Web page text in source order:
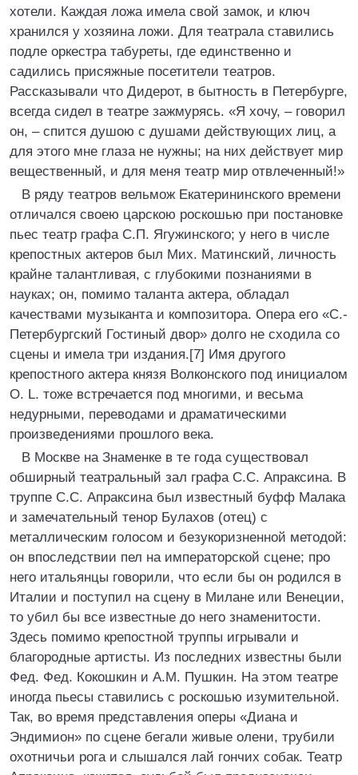
хотели. Каждая ложа имела свой замок, и ключ
хранился у хозяина ложи. Для театрала ставились
подле оркестра табуреты, где единственно и
садились присяжные посетители театров.
Рассказывали что Дидерот, в бытность в Петербурге,
всегда сидел в театре зажмурясь. «Я хочу, – говорил
он, – спится душою с душами действующих лиц, а
для этого мне глаза не нужны; на них действует мир
вещественный, и для меня театр мир отвлеченный!»
В ряду театров вельмож Екатерининского времени
отличался своею царскою роскошью при постановке
пьес театр графа С.П. Ягужинского; у него в числе
крепостных актеров был Мих. Матинский, личность
крайне талантливая, с глубокими познаниями в
науках; он, помимо таланта актера, обладал
качествами музыканта и композитора. Опера его «С.-
Петербургский Гостиный двор» долго не сходила со
сцены и имела три издания.[7] Имя другого
крепостного актера князя Волконского под инициалом
O. L. тоже встречается под многими, и весьма
недурными, переводами и драматическими
произведениями прошлого века.
В Москве на Знаменке в те года существовал
обширный театральный зал графа С.С. Апраксина. В
труппе С.С. Апраксина был известный буфф Малака
и замечательный тенор Булахов (отец) с
металлическим голосом и безукоризненной методой:
он впоследствии пел на императорской сцене; про
него итальянцы говорили, что если бы он родился в
Италии и поступил на сцену в Милане или Венеции,
то убил бы все известные до него знаменитости.
Здесь помимо крепостной труппы игрывали и
благородные артисты. Из последних известны были
Фед. Фед. Кокошкин и A.M. Пушкин. На этом театре
иногда пьесы ставились с роскошью изумительной.
Так, во время представления оперы «Диана и
Эндимион» по сцене бегали живые олени, трубили
охотничьи рога и слышался лай гончих собак. Театр